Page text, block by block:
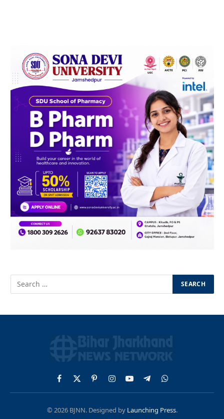
Facebook
X
(Twitter)
PinterestInstagram
YouTubeTelegramWhatsApp
© 2026 BJNN. Designed by Launching Press.